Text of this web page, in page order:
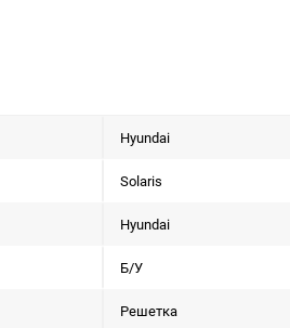
Hyundai
Solaris
Hyundai
Б/У
Решетка